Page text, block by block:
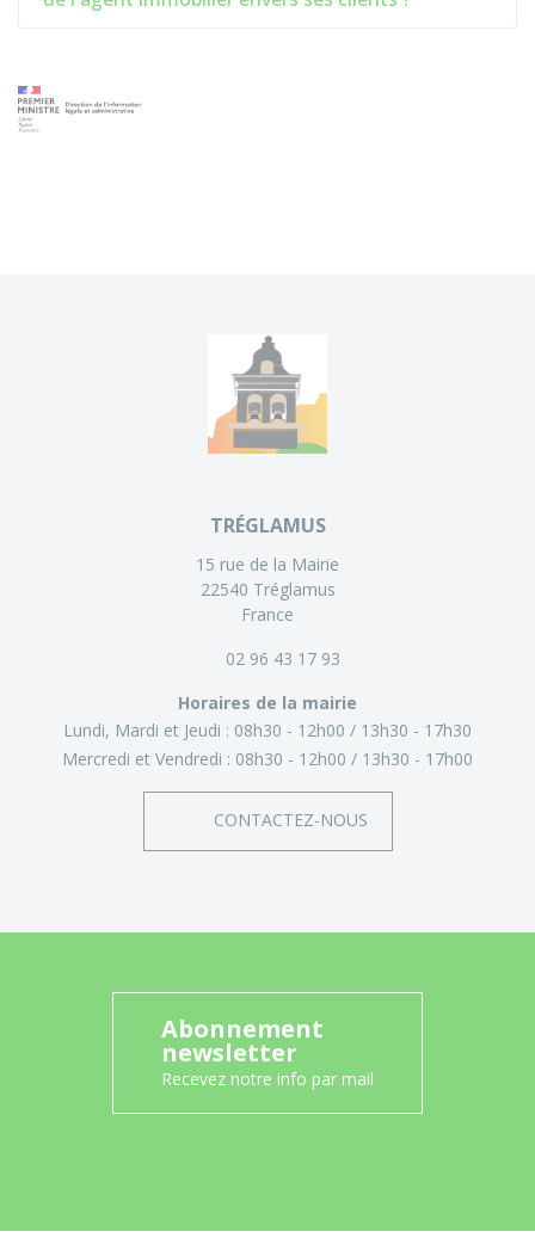
TRÉGLAMUS
15 rue de la Mairie
22540 Tréglamus
France
02 96 43 17 93
Horaires de la mairie
Lundi, Mardi et Jeudi : 08h30 - 12h00
13h30 - 17h30
Mercredi et Vendredi : 08h30 - 12h00 13h30 - 17h00
CONTACTEZ-NOUS
Abonnement
newsletter
Recevez notre info par mail